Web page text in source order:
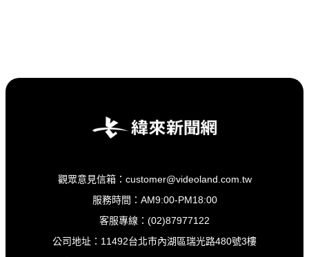
觀眾意見信箱：customer@videoland.com.tw
服務時間：AM9:00-PM18:00
客服專線：(02)87977122
公司地址：11492台北市內湖區瑞光路480號3樓